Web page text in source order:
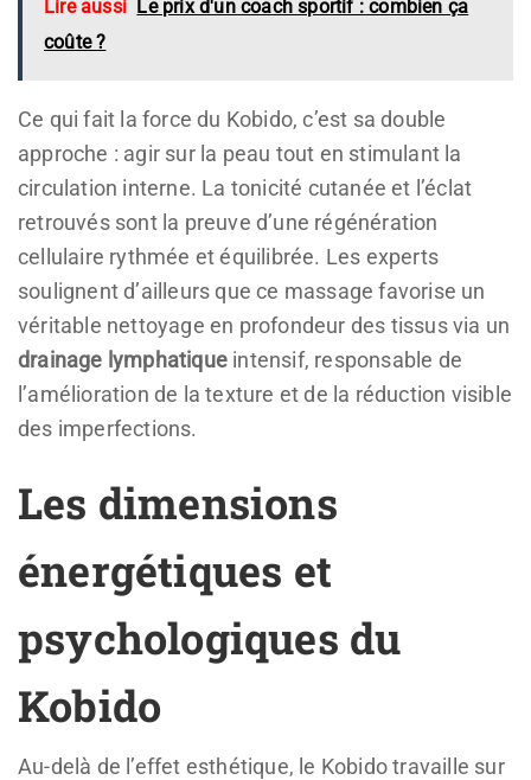
Lire aussi Le prix d'un coach sportif : combien ça
coûte ?
Ce qui fait la force du Kobido, c’est sa double
approche : agir sur la peau tout en stimulant la
circulation interne. La tonicité cutanée et l’éclat
retrouvés sont la preuve d’une régénération
cellulaire rythmée et équilibrée. Les experts
soulignent d’ailleurs que ce massage favorise un
véritable nettoyage en profondeur des tissus via un
drainage lymphatique intensif, responsable de
l’amélioration de la texture et de la réduction visible
des imperfections.
Les dimensions
énergétiques et
psychologiques du
Kobido
Au-delà de l’effet esthétique, le Kobido travaille sur